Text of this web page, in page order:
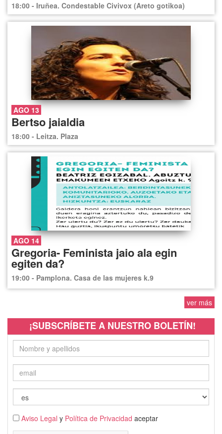
18:00 - Iruñea. Condestable Civivox (Areto gotikoa)
AGO 13
Bertso jaialdia
18:00 - Leitza. Plaza
AGO 14
Gregoria- Feminista jaio ala egin
egiten da?
19:00 - Pamplona. Casa de las mujeres k.9
ver más
¡SUBSCRÍBETE A NUESTRO BOLETÍN!
Aviso Legal y Política de Privacidad aceptar